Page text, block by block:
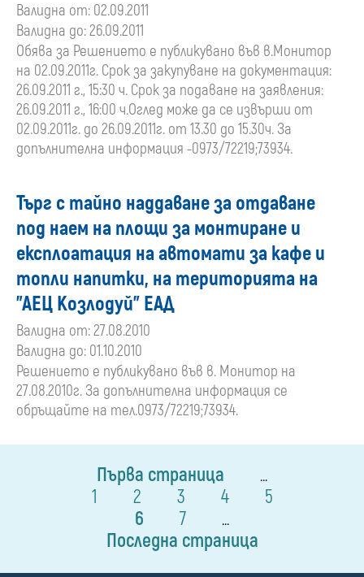
Валидна от: 02.09.2011
Валидна до: 26.09.2011
Обява за Решението е публикувано във в.Монитор
на 02.09.2011г. Срок за закупуване на документация:
26.09.2011 г., 15:30 ч. Срок за подаване на заявления:
26.09.2011 г., 16:00 ч.Оглед може да се извърши от
02.09.2011г. до 26.09.2011г. от 13.30 до 15.30ч. За
допълнителна информация -0973/72219;73934.
Търг с тайно наддаване за отдаване
под наем на площи за монтиране и
експлоатация на автомати за кафе и
топли напитки, на територията на
"АЕЦ Козлодуй" ЕАД
Валидна от: 27.08.2010
Валидна до: 01.10.2010
Решението е публикувано във в. Монитор на
27.08.2010г. За допълнителна информация се
обръщайте на тел.0973/72219;73934.
Първа страница ...
1 2 3 4
5
6
7 ...
Последна страница